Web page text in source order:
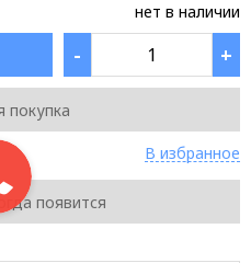
нет в наличии
- +
покупка
В избранное
появится